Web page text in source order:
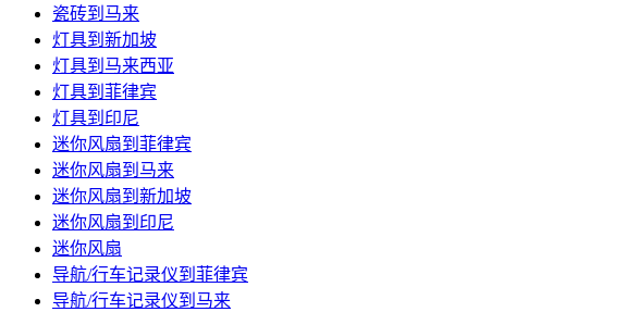
瓷砖到马来
灯具到新加坡
灯具到马来西亚
灯具到菲律宾
灯具到印尼
迷你风扇到菲律宾
迷你风扇到马来
迷你风扇到新加坡
迷你风扇到印尼
迷你风扇
导航/行车记录仪到菲律宾
导航/行车记录仪到马来